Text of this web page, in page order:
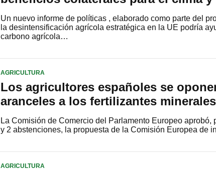
Un nuevo informe de políticas , elaborado como parte del
la desintensificación agrícola estratégica en la UE podría
carbono agrícola…
AGRICULTURA
Los agricultores españoles se
aranceles a los fertilizantes
La Comisión de Comercio del Parlamento Europeo aprobó,
y 2 abstenciones, la propuesta de la Comisión Europea de
AGRICULTURA